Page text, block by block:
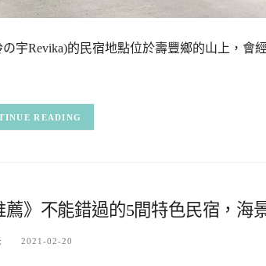
宇Revika)的民宿地點位於壽豐鄉的山上，會
READING
薦》不能錯過的5間特色民宿，海
2021-02-20